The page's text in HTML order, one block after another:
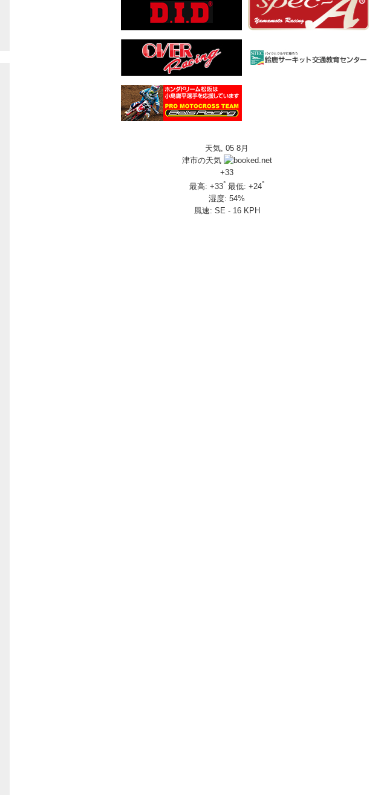
想|Honda NC750X DCT【バイク女子ツーリング】
性ライダーでもツーリングを楽しめるのか検証してみた｜Honda ゴールドウイング
来た【三重ホンダヒート】
Wing Tour 50th ANNIVERSARY」を 受注期間限定で発売
CB750HORNET CB650R E-Clutch
ーリング設定と仕様を一部変更し発売
定と 仕様を一部変更し発売
ラーバリエーションを変更し発売
が大集合・・Honda Dreamさんの人気を探ってきましたスペシャル！！メチャクチャ楽しかったです❤
！
クに乗れた
アレを交換することに！？
方のご来店ありがとうございました！
直にレビュー｜Honda X-ADV
戦！レースだけじゃないサーキットの楽しみ方|Honda supercub
ィングもしちゃいました|Honda X-ADV
感想｜DCT クルーズコントロール
開催
型のどこが凄いかチェックしてきた！
【Honda Dream 松阪】
ます！
新スポットを巡る女子ツーリング|Honda CBR1000RRR Rebel1100 500 250
ペーン実施中💫
ーリング｜三重県〜静岡県｜Honda CL500 AfricaTwin
いもの・パワースポット！【Honda Dream 松阪】
県 松阪スタート！Honda Rebel250•500
ールを体験してきました【バイク女子】
た！」連絡があり行ってきました
日イベントレポ！
キットロードOPEN！ #茉ひる
の買取してもらいました|Honda X-ADV
ススメの鈴鹿ドライブへ！【後編】
GoldWing AfricaTwin】試乗会in鈴鹿ツインサーキット
イベント！「HCM２＆４サーキットフェス」レポ
リングへついていった【三重〜長野•茶臼山高原経由】Honda CL500
ススメの鈴鹿ドライブへ！【前編】
天気, 05 8月
津市の天気
+33
最高: +33° 最低: +24°
湿度: 54%
風速: SE - 16 KPH